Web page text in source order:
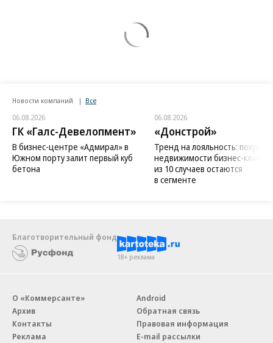
Новости компаний Все
06.08.2026
ГК «Галс-Девелопмент»
В бизнес-центре «Адмирал» в
Южном порту залит первый куб
бетона
06.08.2026
«Донстрой»
Тренд на лояльность:
недвижимости бизнес-класса
из 10 случаев остаются
в сегменте
Благотворительный фонд
18+ реклама
О «Коммерсанте»
Архив
Контакты
Реклама
Android
Обратная связь
Правовая информация
E-mail рассылки